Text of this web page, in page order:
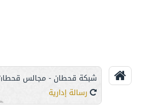
شبكة قحطان - مجالس
رسالة إدارية